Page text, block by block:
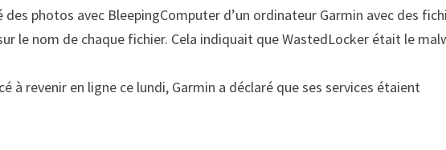
photos avec BleepingComputer d’un ordinateur Garmin avec des
le nom de chaque fichier. Cela indiquait que WastedLocker était le
à revenir en ligne ce lundi, Garmin a déclaré que ses services étaient